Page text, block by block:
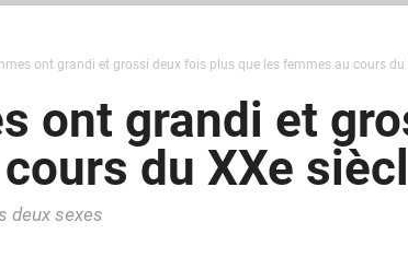
ont grandi et grossi deux fois plus que les femmes au cours du
ont grandi et
du XXe
deux sexes